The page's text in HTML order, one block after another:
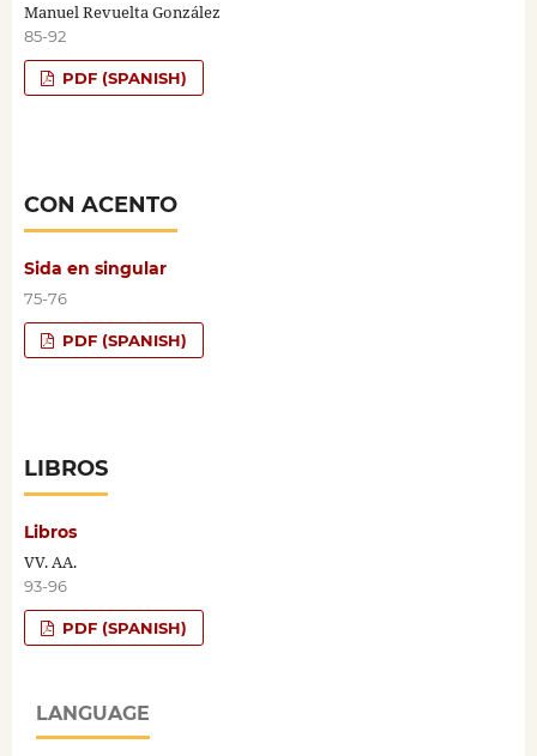
Manuel Revuelta González
85-92
PDF (SPANISH)
CON ACENTO
Sida en singular
75-76
PDF (SPANISH)
LIBROS
Libros
VV. AA.
93-96
PDF (SPANISH)
LANGUAGE